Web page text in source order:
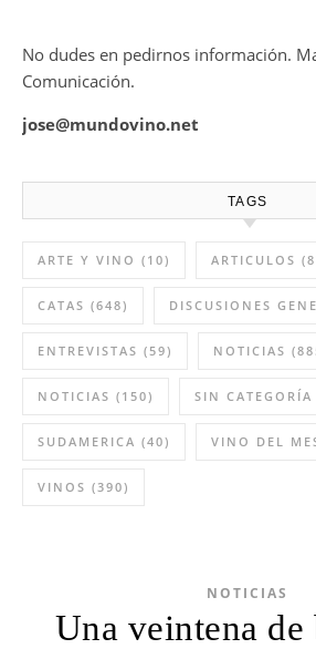
No dudes en pedirnos información.
Comunicación.
jose@mundovino.net
TAGS
ARTE Y VINO (10) ARTICULOS
CATAS (648) DISCUSIONES
ENTREVISTAS (59) NOTICIAS
NOTICIAS (150) SIN CATEGORÍA
SUDAMERICA (40) VINO DEL
VINOS (390)
NOTICIAS
Una veintena de